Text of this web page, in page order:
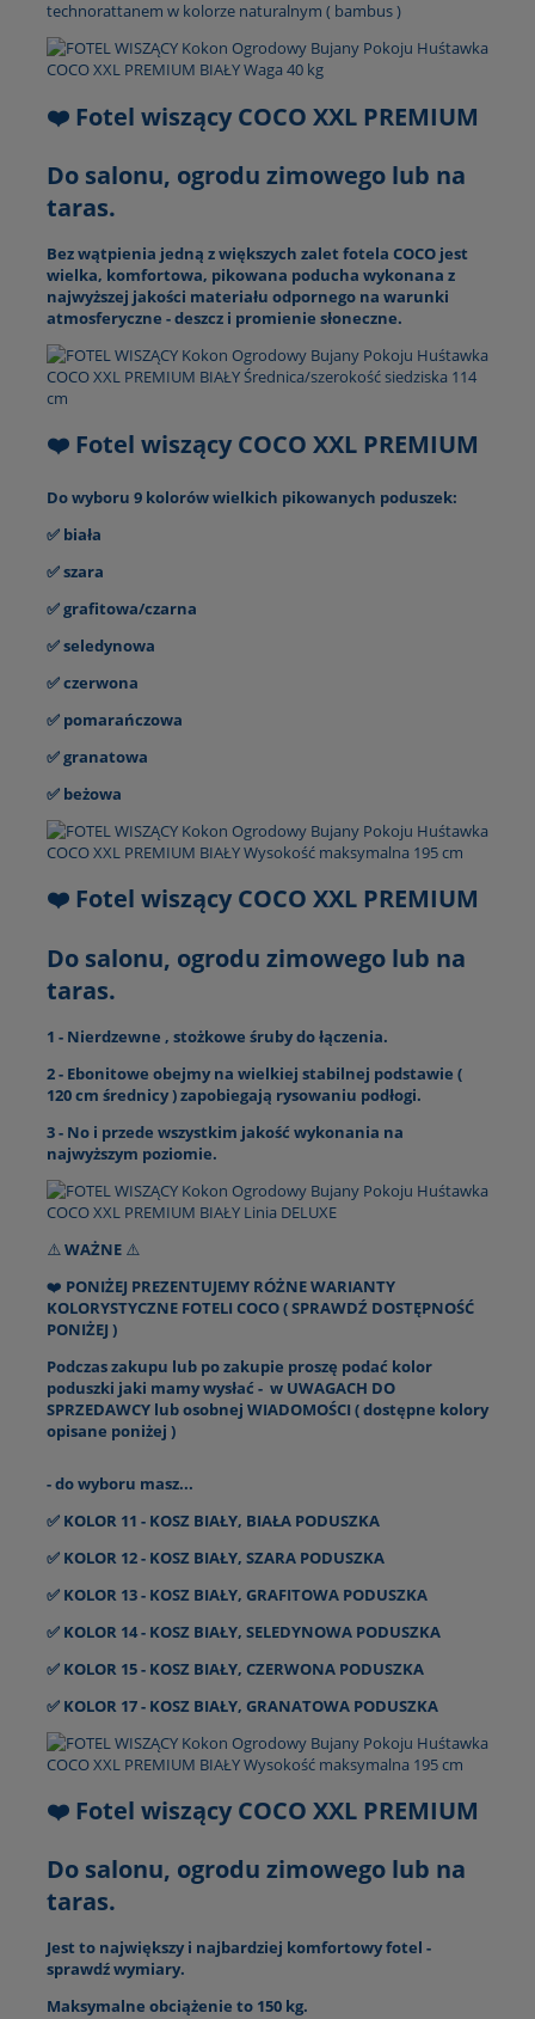
technorattanem w kolorze naturalnym ( bambus )
❤️ Fotel wiszący COCO XXL PREMIUM
Do salonu, ogrodu zimowego lub na
taras.
Bez wątpienia jedną z większych zalet fotela COCO jest
wielka, komfortowa, pikowana poducha wykonana z
najwyższej jakości materiału odpornego na warunki
atmosferyczne - deszcz i promienie słoneczne.
❤️ Fotel wiszący COCO XXL PREMIUM
Do wyboru 9 kolorów wielkich pikowanych poduszek:
✅ biała
✅ szara
✅ grafitowa/czarna
✅ seledynowa
✅ czerwona
✅ pomarańczowa
✅ granatowa
✅ beżowa
❤️ Fotel wiszący COCO XXL PREMIUM
Do salonu, ogrodu zimowego lub na
taras.
1 - Nierdzewne , stożkowe śruby do łączenia.
2 - Ebonitowe obejmy na wielkiej stabilnej podstawie (
120 cm średnicy ) zapobiegają rysowaniu podłogi.
3 - No i przede wszystkim jakość wykonania na
najwyższym poziomie.
⚠️WAŻNE ⚠️
❤️ PONIŻEJ PREZENTUJEMY RÓŻNE WARIANTY
KOLORYSTYCZNE FOTELI COCO ( SPRAWDŹ DOSTĘPNOŚĆ
PONIŻEJ )
Podczas zakupu lub po zakupie proszę podać kolor
poduszki jaki mamy wysłać - w UWAGACH DO
SPRZEDAWCY lub osobnej WIADOMOŚCI ( dostępne kolory
opisane poniżej )
- do wyboru masz...
✅ KOLOR 11 - KOSZ BIAŁY, BIAŁA PODUSZKA
✅ KOLOR 12 - KOSZ BIAŁY, SZARA PODUSZKA
✅ KOLOR 13 - KOSZ BIAŁY, GRAFITOWA PODUSZKA
✅ KOLOR 14 - KOSZ BIAŁY, SELEDYNOWA PODUSZKA
✅ KOLOR 15 - KOSZ BIAŁY, CZERWONA PODUSZKA
✅ KOLOR 17 - KOSZ BIAŁY, GRANATOWA PODUSZKA
❤️ Fotel wiszący COCO XXL PREMIUM
Do salonu, ogrodu zimowego lub na
taras.
Jest to największy i najbardziej komfortowy fotel -
sprawdź wymiary.
Maksymalne obciążenie to 150 kg.